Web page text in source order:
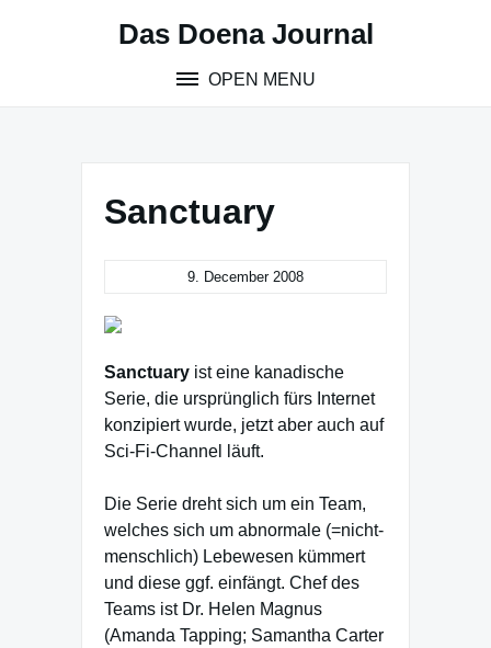
Das Doena Journal
OPEN MENU
Sanctuary
9. December 2008
Sanctuary ist eine kanadische
Serie, die ursprünglich fürs Internet
konzipiert wurde, jetzt aber auch auf
Sci-Fi-Channel läuft.
Die Serie dreht sich um ein Team,
welches sich um abnormale (=nicht-
menschlich) Lebewesen kümmert
und diese ggf. einfängt. Chef des
Teams ist Dr. Helen Magnus
(Amanda Tapping; Samantha Carter